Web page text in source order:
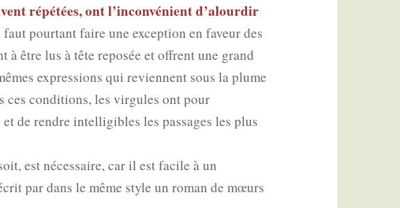
répé­tées, ont l’inconvénient d’alourdir
pour­tant faire une excep­tion en faveur des
à être lus à tête repo­sée et offrent une grand
expres­sions qui reviennent sous la plume
ces condi­tions, les vir­gules ont pour
de rendre intel­li­gibles les pas­sages les plus
est néces­saire, car il est facile à un
par dans le même style un roman de mœurs